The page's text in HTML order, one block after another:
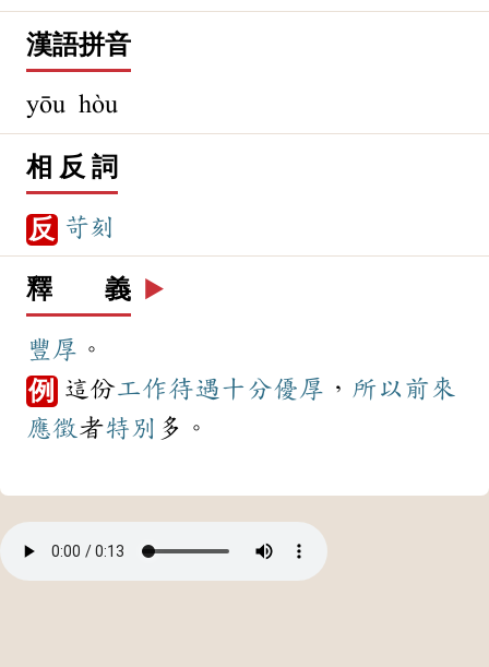
漢語拼音
yōu hòu
相 反 詞
反 苛刻
釋 義 ▶️
豐厚 。
例 這份工作待遇十分優厚 ， 所以前來
應徵者特別 多。